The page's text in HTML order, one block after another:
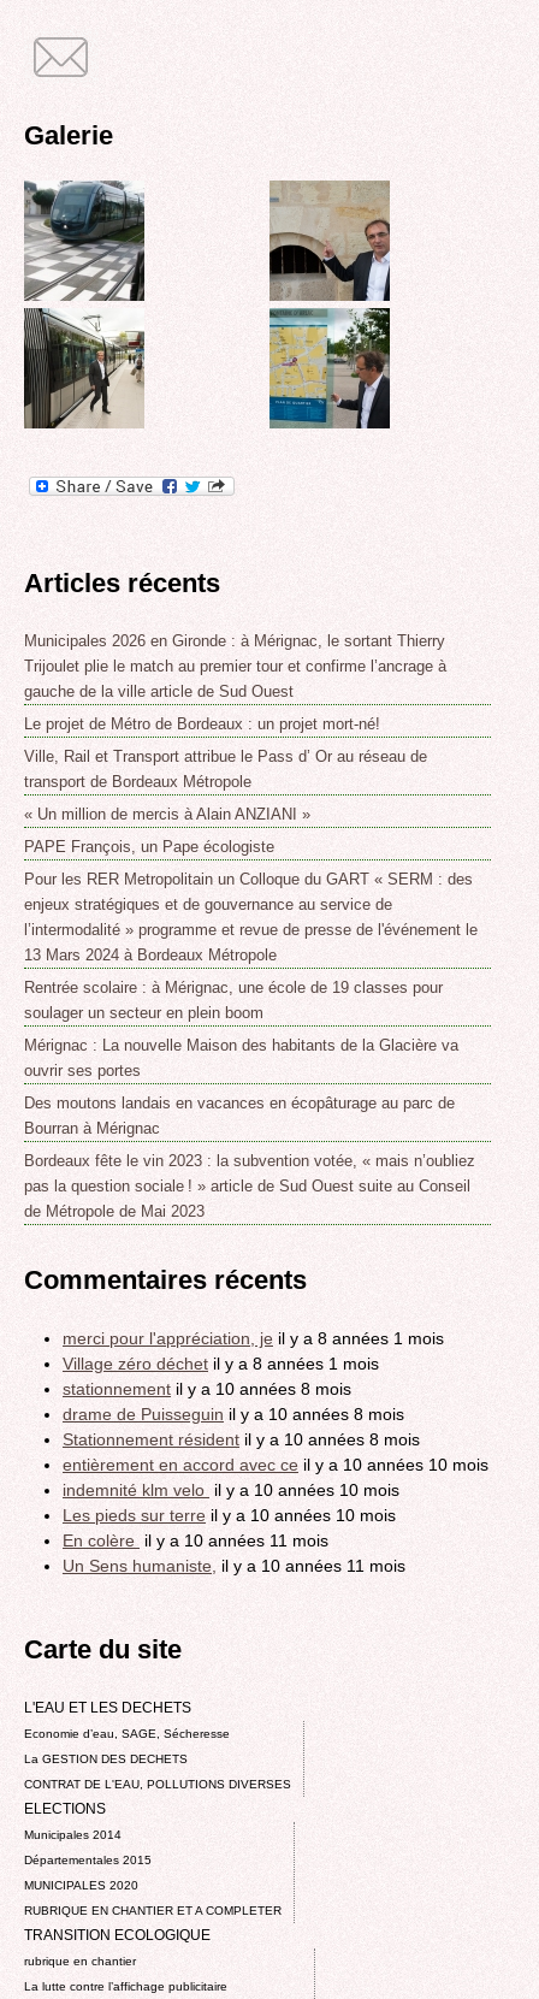
Galerie
Articles récents
Municipales 2026 en Gironde : à Mérignac, le sortant Thierry
Trijoulet plie le match au premier tour et confirme l’ancrage à
gauche de la ville article de Sud Ouest
Le projet de Métro de Bordeaux : un projet mort-né!
Ville, Rail et Transport attribue le Pass d’ Or au réseau de
transport de Bordeaux Métropole
« Un million de mercis à Alain ANZIANI »
PAPE François, un Pape écologiste
Pour les RER Metropolitain un Colloque du GART « SERM : des
enjeux stratégiques et de gouvernance au service de
l’intermodalité » programme et revue de presse de l'événement le
13 Mars 2024 à Bordeaux Métropole
Rentrée scolaire : à Mérignac, une école de 19 classes pour
soulager un secteur en plein boom
Mérignac : La nouvelle Maison des habitants de la Glacière va
ouvrir ses portes
Des moutons landais en vacances en écopâturage au parc de
Bourran à Mérignac
Bordeaux fête le vin 2023 : la subvention votée, « mais n’oubliez
pas la question sociale ! » article de Sud Ouest suite au Conseil
de Métropole de Mai 2023
Commentaires récents
merci pour l'appréciation, je il y a 8 années 1 mois
Village zéro déchet il y a 8 années 1 mois
stationnement il y a 10 années 8 mois
drame de Puisseguin il y a 10 années 8 mois
Stationnement résident il y a 10 années 8 mois
entièrement en accord avec ce il y a 10 années 10 mois
indemnité klm velo il y a 10 années 10 mois
Les pieds sur terre il y a 10 années 10 mois
En colère il y a 10 années 11 mois
Un Sens humaniste, il y a 10 années 11 mois
Carte du site
L'EAU ET LES DECHETS
Economie d’eau, SAGE, Sécheresse
La GESTION DES DECHETS
CONTRAT DE L'EAU, POLLUTIONS DIVERSES
ELECTIONS
Municipales 2014
Départementales 2015
MUNICIPALES 2020
RUBRIQUE EN CHANTIER ET A COMPLETER
TRANSITION ECOLOGIQUE
rubrique en chantier
La lutte contre l’affichage publicitaire